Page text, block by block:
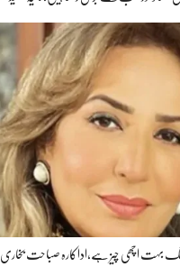
بہت اچھی چیز ہے،اداکارہ صباحت بخاری